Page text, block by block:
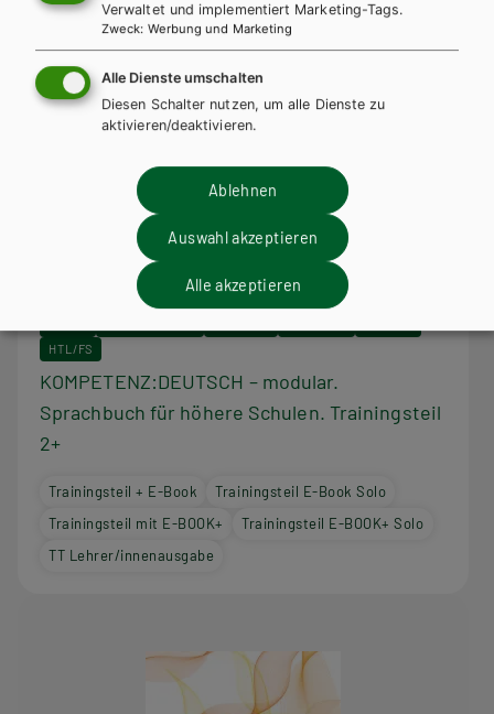
HTL/FS
KOMPETENZ:DEUTSCH – modular.
Sprachbuch für höhere Schulen. Trainingsteil
2+
Trainingsteil + E-Book
Trainingsteil E-Book Solo
Trainingsteil mit E-BOOK+
Trainingsteil E-BOOK+ Solo
TT Lehrer/innenausgabe
Verwaltet und implementiert Marketing-Tags.
Zweck: Werbung und Marketing
Alle Dienste umschalten
Diesen Schalter nutzen, um alle Dienste zu
aktivieren/deaktivieren.
Ablehnen
Auswahl akzeptieren
Alle akzeptieren